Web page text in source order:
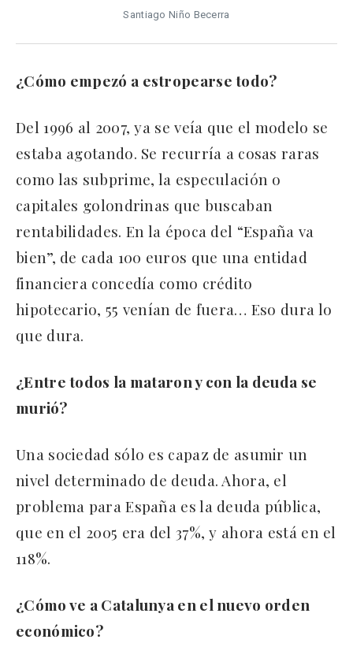
Santiago Niño Becerra
¿Cómo empezó a estropearse todo?
Del 1996 al 2007, ya se veía que el modelo se
estaba agotando. Se recurría a cosas raras
como las subprime, la especulación o
capitales golondrinas que buscaban
rentabilidades. En la época del “España va
bien”, de cada 100 euros que una entidad
financiera concedía como crédito
hipotecario, 55 venían de fuera… Eso dura lo
que dura.
¿Entre todos la mataron y con la deuda se
murió?
Una sociedad sólo es capaz de asumir un
nivel determinado de deuda. Ahora, el
problema para España es la deuda pública,
que en el 2005 era del 37%, y ahora está en el
118%.
¿Cómo ve a Catalunya en el nuevo orden
económico?